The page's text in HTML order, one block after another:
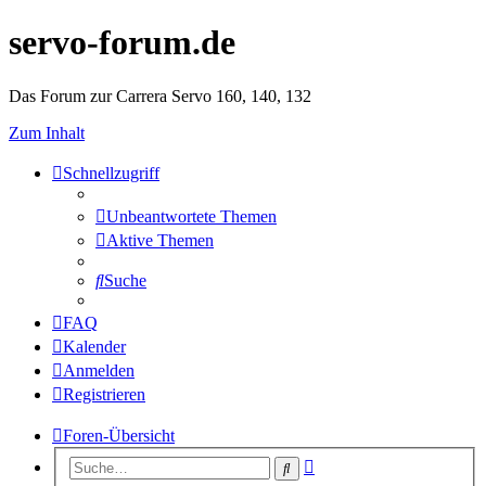
servo-forum.de
Das Forum zur Carrera Servo 160, 140, 132
Zum Inhalt
Schnellzugriff
Unbeantwortete Themen
Aktive Themen
Suche
FAQ
Kalender
Anmelden
Registrieren
Foren-Übersicht
Suche